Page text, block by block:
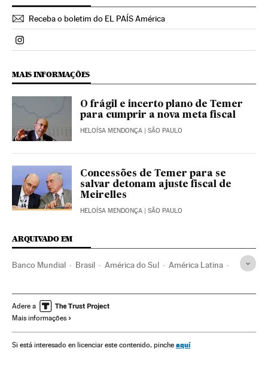
Receba o boletim do EL PAÍS América
Politica El País Brasil en Instagram
MAIS INFORMAÇÕES
O frágil e incerto plano de Temer
para cumprir a nova meta fiscal
HELOÍSA MENDONÇA | SÃO PAULO
Concessões de Temer para se
salvar detonam ajuste fiscal de
Meirelles
HELOÍSA MENDONÇA | SÃO PAULO
ARQUIVADO EM
Banco Mundial Brasil América do Sul América Latina
Adere a
Mais informações
Si está interesado en licenciar este contenido, pinche aquí